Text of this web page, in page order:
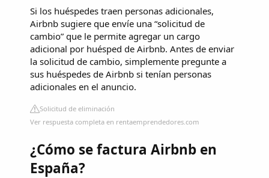
Si los huéspedes traen personas adicionales,
Airbnb sugiere que envíe una “solicitud de
cambio” que le permite agregar un cargo
adicional por huésped de Airbnb. Antes de enviar
la solicitud de cambio, simplemente pregunte a
sus huéspedes de Airbnb si tenían personas
adicionales en el anuncio.
Solicitud de eliminación
Ver respuesta completa en rentaemprendedores.com
¿Cómo se factura Airbnb en
España?